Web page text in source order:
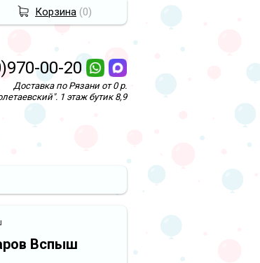
00-20
Доставка по Рязани от 0 р.
1 этаж бутик 8,9
Вспыш
Корзина (0)